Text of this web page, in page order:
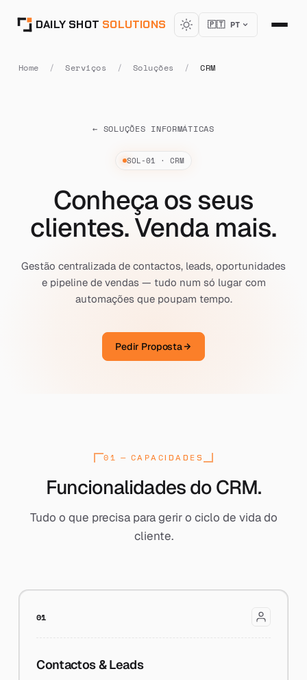
DAILY SHOT SOLUTIONS 🇵🇹 PT
Home / Serviços / Soluções / CRM
← SOLUÇÕES INFORMÁTICAS
SOL-01 · CRM
Conheça os seus
clientes. Venda mais.
Gestão centralizada de contactos, leads, oportunidades
e pipeline de vendas — tudo num só lugar com
automações que poupam tempo.
Pedir Proposta
[ SECTION : 01 ]
01 — CAPACIDADES
Funcionalidades do CRM.
Tudo o que precisa para gerir o ciclo de vida do
cliente.
01
Contactos & Leads